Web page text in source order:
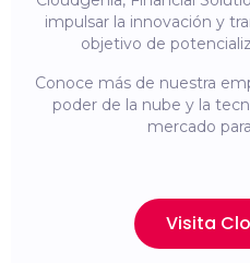
impulsar la innovación y
objetivo de
Conoce más de nuestra
poder de la nube y la
mercado
Visita